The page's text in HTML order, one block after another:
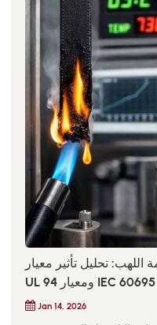
اللهب: تحليل تأثير معيار
Jan 14, 2026